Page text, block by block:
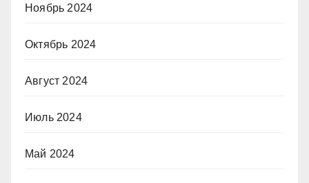
Ноябрь 2024
Октябрь 2024
Август 2024
Июль 2024
Май 2024